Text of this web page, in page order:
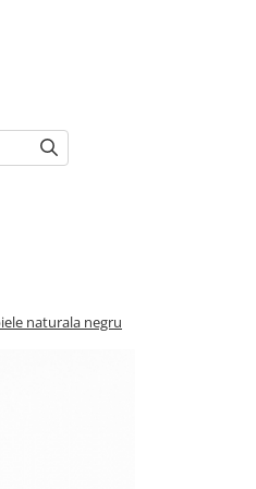
naturala negru